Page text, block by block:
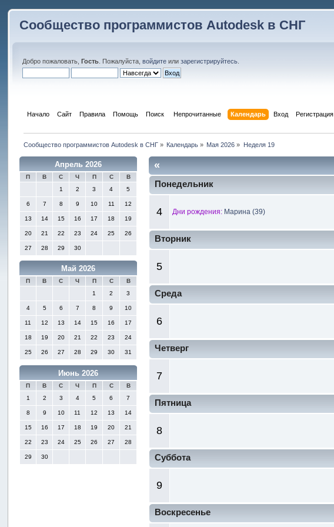
Сообщество программистов Autodesk в СНГ
Добро пожаловать,Гость . Пожалуйста,войдите илизарегистрируйтесь
Начало Сайт Правила Помощь Поиск Непрочитанные Календарь Вход Регистрация
Сообщество программистов Autodesk в СНГ» Календарь » Мая 2026 » Неделя 19
Апрель 2026
П В С Ч П С
В
1
2 3 4 5
6 7 8 9 10 11 12
13 14 15 16 17 18 19
20 21 22 23 24 25 26
27 28 29 30
Май 2026
П В С Ч П С
В
1
2 3
4 5 6 7 8 9 10
11 12 13 14 15 16 17
18 19 20 21 22 23 24
25 26 27 28 29 30 31
Июнь 2026
П В С Ч П С
В
1
2 3 4 5 6 7
8 9 10 11 12 13 14
15 16 17 18 19 20 21
22 23 24 25 26 27 28
29 30
«
Понедельник
4 Дни рождения: Марина (39)
Вторник
5
Среда
6
Четверг
7
Пятница
8
Суббота
9
Воскресенье